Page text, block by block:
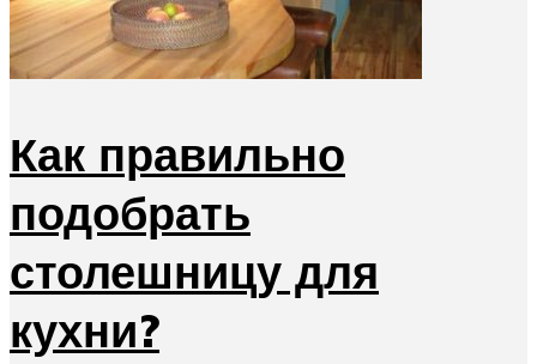
Как правильно
подобрать
столешницу для
кухни?